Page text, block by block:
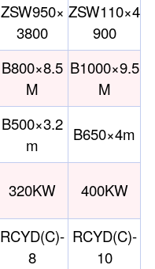
ZSW950×
3800
ZSW110×4
900
B800×8.5
M
B1000×9.5
M
B500×3.2
m
B650×4m
320KW 400KW
RCYD(C)-
8
RCYD(C)-
10